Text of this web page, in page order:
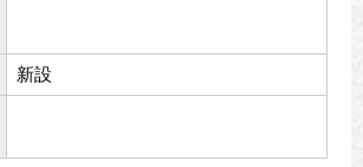
新設